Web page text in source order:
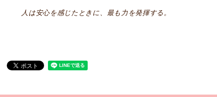
人は安心を感じたときに、最も力を発揮する。